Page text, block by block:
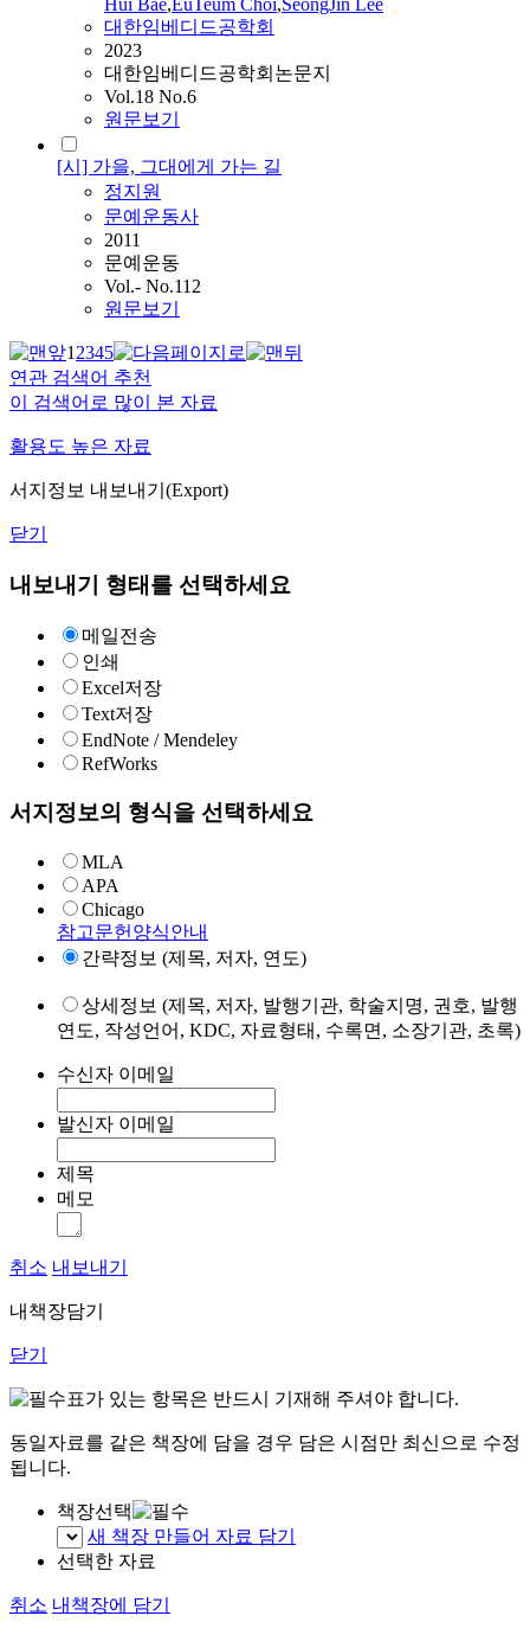
Hui Bae,EuTeum Choi,SeongJin Lee
대한임베디드공학회
2023
대한임베디드공학회논문지
Vol.18 No.6
원문보기
[시] 가을, 그대에게 가는 길
정지원
문예운동사
2011
문예운동
Vol.- No.112
원문보기
12345
연관 검색어 추천
이 검색어로 많이 본 자료
활용도 높은 자료
서지정보 내보내기(Export)
닫기
내보내기 형태를 선택하세요
메일전송
인쇄
Excel저장
Text저장
EndNote / Mendeley
RefWorks
서지정보의 형식을 선택하세요
MLA
APA
Chicago
참고문헌양식안내
간략정보 (제목, 저자, 연도)
상세정보 (제목, 저자, 발행기관, 학술지명, 권호, 발행
연도, 작성언어, KDC, 자료형태, 수록면, 소장기관, 초록)
수신자 이메일
발신자 이메일
제목
메모
취소 내보내기
내책장담기
닫기
표가 있는 항목은 반드시 기재해 주셔야 합니다.
동일자료를 같은 책장에 담을 경우 담은 시점만 최신으로 수정
됩니다.
책장선택
새 책장 만들어 자료 담기
선택한 자료
취소 내책장에 담기